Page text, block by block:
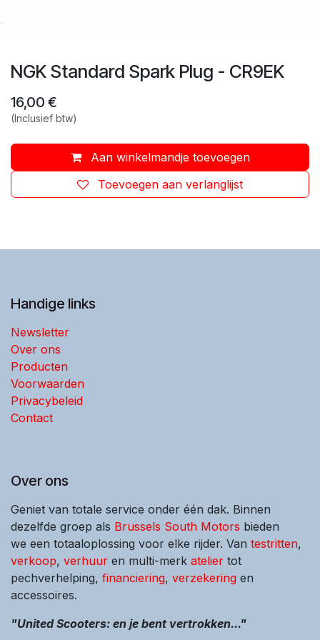
NGK Standard Spark Plug - CR9EK
16,00 €
(Inclusief btw)
Aan winkelmandje toevoegen
Toevoegen aan verlanglijst
Handige links
Newsletter
Over ons
Producten
Voorwaarden
Privacybeleid
Contact
Over ons
Geniet van totale service onder één dak. Binnen
dezelfde groep als Brussels South Motors bieden
we een totaaloplossing voor elke rijder. Van testritten,
verkoop, verhuur en multi-merk atelier tot
pechverhelping, financiering, verzekering en
accessoires.
"United Scooters: en je bent vertrokken..."